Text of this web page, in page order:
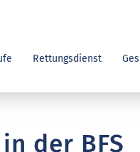
Rettungsdienst
der BFS